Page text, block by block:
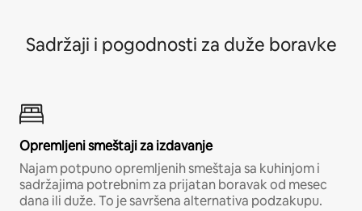
Sadržaji i pogodnosti za duže boravke
Opremljeni smeštaji za izdavanje
Najam potpuno opremljenih smeštaja sa kuhinjom i
sadržajima potrebnim za prijatan boravak od mesec
dana ili duže. To je savršena alternativa podzakupu.